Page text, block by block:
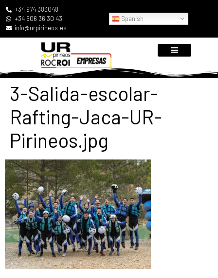
+34 974 383048
+34 606 36 30 43
info@urpirineos.es
Spanish
3-Salida-escolar-
Rafting-Jaca-UR-
Pirineos.jpg